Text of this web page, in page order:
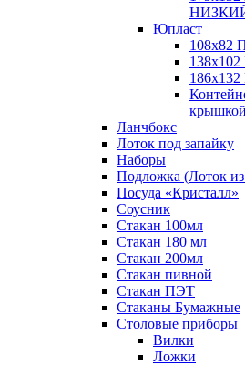
Юпласт
108х82
крышкой
Ланчбокс
Лоток под запайку
Наборы
Подложка (Лоток
Посуда «Кристалл»
Соусник
Стакан 100мл
Стакан 180 мл
Стакан 200мл
Стакан пивной
Стакан ПЭТ
Стаканы Бумажные
Столовые приборы
Вилки
Ложки